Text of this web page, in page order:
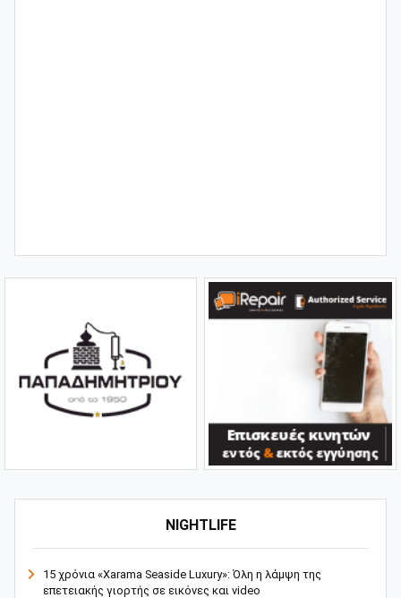
NIGHTLIFE
15 χρόνια «Xarama Seaside Luxury»: Όλη η λάμψη της
επετειακής γιορτής σε εικόνες και video